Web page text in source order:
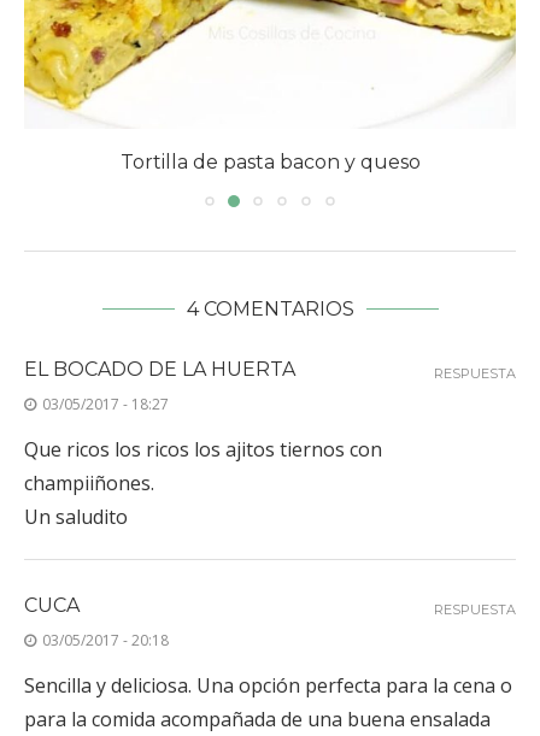
Tortilla de pasta bacon y queso
4 COMENTARIOS
EL BOCADO DE LA HUERTA
03/05/2017 - 18:27
Que ricos los ricos los ajitos tiernos con
champiiñones.
Un saludito
RESPUESTA
CUCA
03/05/2017 - 20:18
Sencilla y deliciosa. Una opción perfecta para la cena o
para la comida acompañada de una buena ensalada
RESPUESTA